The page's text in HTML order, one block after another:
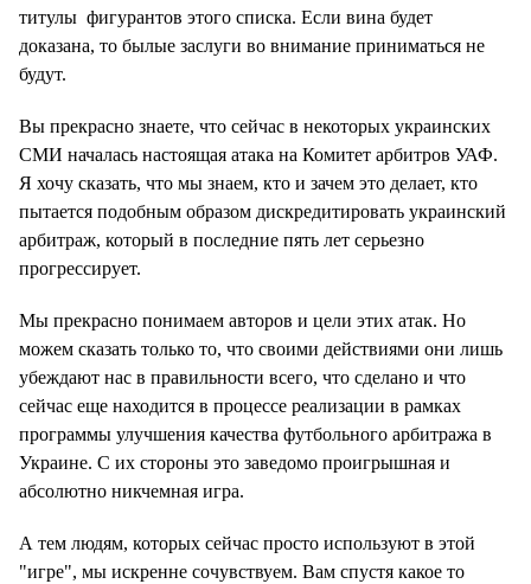
титулы фигурантов этого списка. Если вина будет
доказана, то былые заслуги во внимание приниматься не
будут.
Вы прекрасно знаете, что сейчас в некоторых украинских
СМИ началась настоящая атака на Комитет арбитров УАФ.
Я хочу сказать, что мы знаем, кто и зачем это делает, кто
пытается подобным образом дискредитировать украинский
арбитраж, который в последние пять лет серьезно
прогрессирует.
Мы прекрасно понимаем авторов и цели этих атак. Но
можем сказать только то, что своими действиями они лишь
убеждают нас в правильности всего, что сделано и что
сейчас еще находится в процессе реализации в рамках
программы улучшения качества футбольного арбитража в
Украине. С их стороны это заведомо проигрышная и
абсолютно никчемная игра.
А тем людям, которых сейчас просто используют в этой
"игре", мы искренне сочувствуем. Вам спустя какое то